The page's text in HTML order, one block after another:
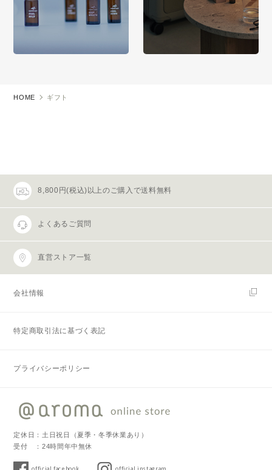
HOME ギフト
8,800円(税込)以上のご購入で送料無料
よくあるご質問
直営ストア一覧
会社情報
特定商取引法に基づく表記
プライバシーポリシー
定休日：土日祝日（夏季・冬季休業あり）
受付 ：24時間年中無休
official facebook official instagram